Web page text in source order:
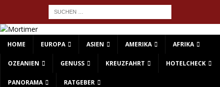
HOME EUROPA ASIEN AMERIKA AFRIKA
OZEANIEN GENUSS KREUZFAHRT HOTELCHECK
PANORAMA RATGEBER